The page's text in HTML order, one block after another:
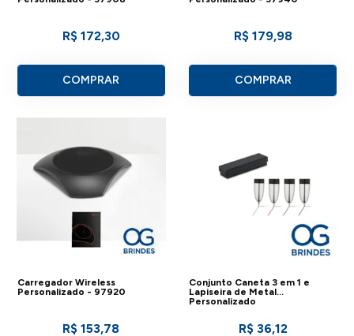
R$ 172,30
COMPRAR
R$ 179,98
COMPRAR
Carregador Wireless
Personalizado - 97920
R$ 153,78
Conjunto Caneta 3 em 1 e
Lapiseira de Metal
Personalizado
R$ 36,12